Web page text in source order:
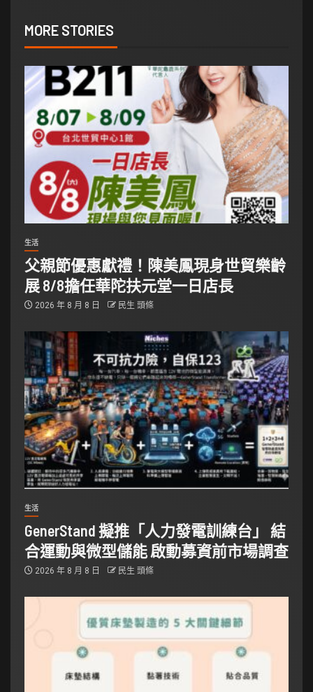
MORE STORIES
生活
父親節優惠獻禮！陳美鳳現身世貿樂齡
展 8/8擔任華陀扶元堂一日店長
2026 年 8 月 8 日 民生 頭條
生活
GenerStand 擬推「人力發電訓練台」 結
合運動與微型儲能 啟動募資前市場調查
2026 年 8 月 8 日 民生 頭條